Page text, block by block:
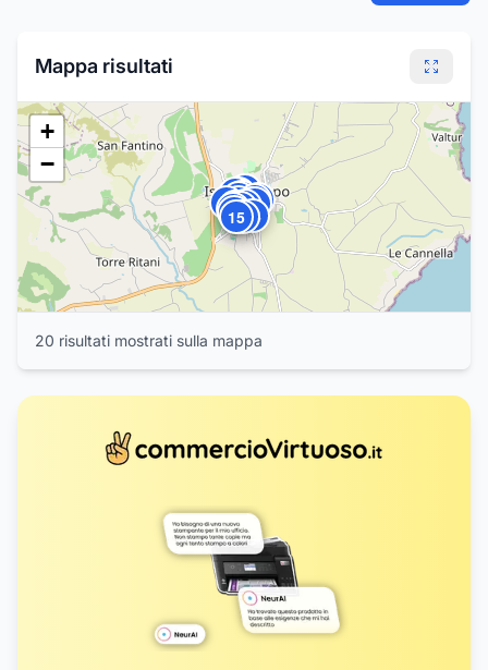
Mappa risultati
1
2
3
4 5
67
8
910
11
12
13
14
15
16
17 18
19
20
+
−
20 risultati mostrati sulla mappa